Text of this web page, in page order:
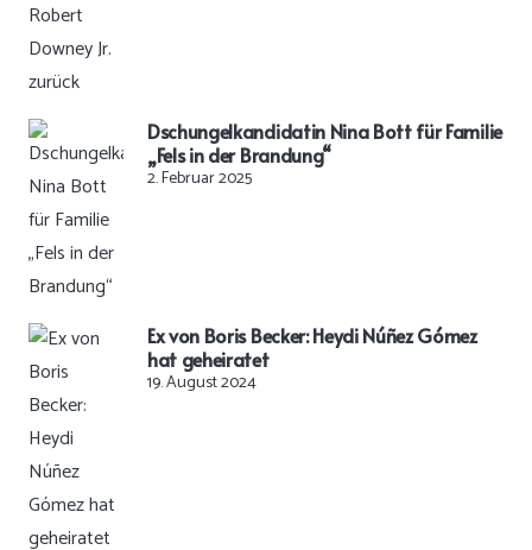
Dschungelkandidatin Nina Bott für Familie
„Fels in der Brandung“
2. Februar 2025
Ex von Boris Becker: Heydi Núñez Gómez
hat geheiratet
19. August 2024